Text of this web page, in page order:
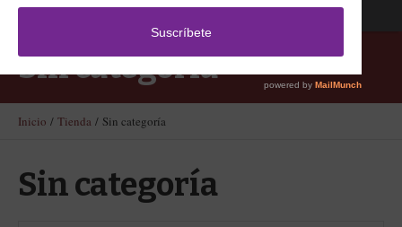
Sin categoría
Inicio / Tienda / Sin categoría
Sin categoría